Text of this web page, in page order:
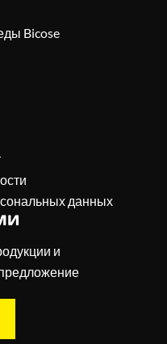
Bicose
данных
и